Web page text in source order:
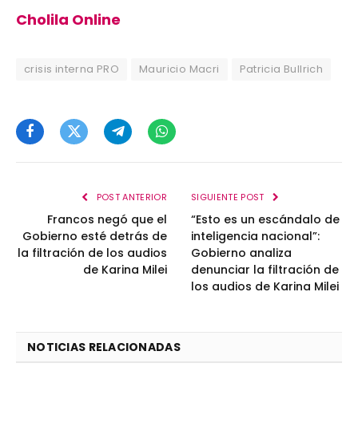
Cholila Online
crisis interna PRO Mauricio Macri Patricia Bullrich
FacebookTwitterTelegramWhatsApp
POST ANTERIOR
Francos negó que el
Gobierno esté detrás de
la filtración de los audios
de Karina Milei
SIGUIENTE POST
“Esto es un escándalo de
inteligencia nacional”:
Gobierno analiza
denunciar la filtración de
los audios de Karina Milei
NOTICIAS RELACIONADAS